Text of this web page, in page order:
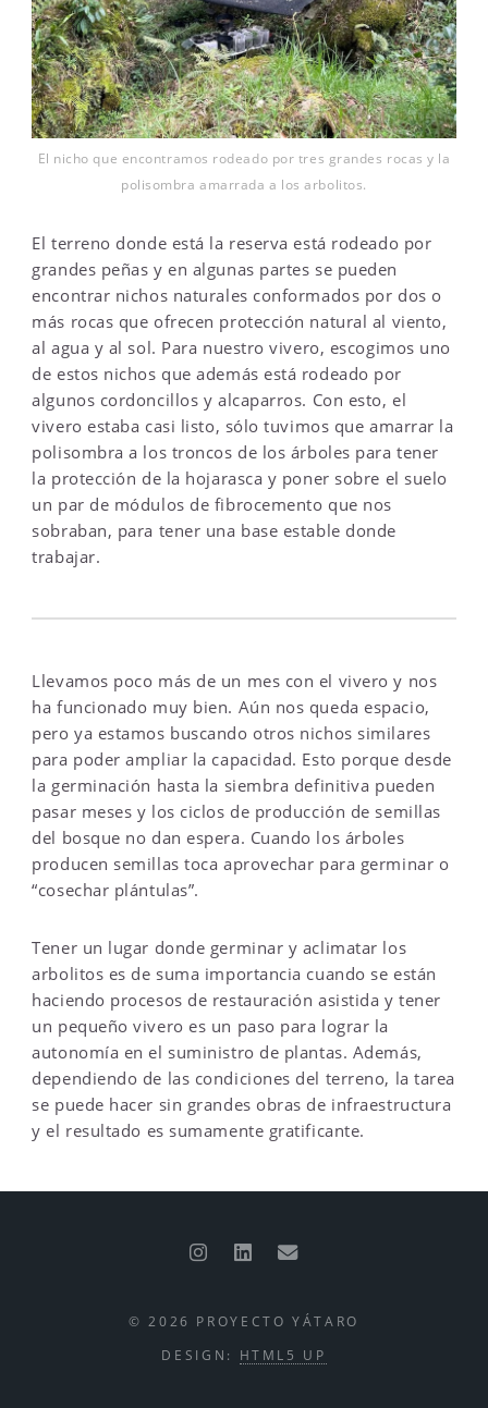
El nicho que encontramos rodeado por tres grandes rocas y la
polisombra amarrada a los arbolitos.
El terreno donde está la reserva está rodeado por
grandes peñas y en algunas partes se pueden
encontrar nichos naturales conformados por dos o
más rocas que ofrecen protección natural al viento,
al agua y al sol. Para nuestro vivero, escogimos uno
de estos nichos que además está rodeado por
algunos cordoncillos y alcaparros. Con esto, el
vivero estaba casi listo, sólo tuvimos que amarrar la
polisombra a los troncos de los árboles para tener
la protección de la hojarasca y poner sobre el suelo
un par de módulos de fibrocemento que nos
sobraban, para tener una base estable donde
trabajar.
Llevamos poco más de un mes con el vivero y nos
ha funcionado muy bien. Aún nos queda espacio,
pero ya estamos buscando otros nichos similares
para poder ampliar la capacidad. Esto porque desde
la germinación hasta la siembra definitiva pueden
pasar meses y los ciclos de producción de semillas
del bosque no dan espera. Cuando los árboles
producen semillas toca aprovechar para germinar o
“cosechar plántulas”.
Tener un lugar donde germinar y aclimatar los
arbolitos es de suma importancia cuando se están
haciendo procesos de restauración asistida y tener
un pequeño vivero es un paso para lograr la
autonomía en el suministro de plantas. Además,
dependiendo de las condiciones del terreno, la tarea
se puede hacer sin grandes obras de infraestructura
y el resultado es sumamente gratificante.
© 2026 PROYECTO YÁTARO
DESIGN: HTML5 UP